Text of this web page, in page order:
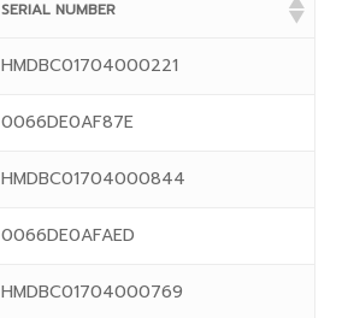
SERIAL NUMBER
HMDBC01704000221
0066DE0AF87E
HMDBC01704000844
0066DE0AFAED
HMDBC01704000769